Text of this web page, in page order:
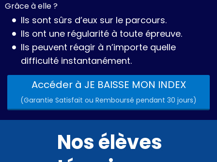
Grâce à elle ?
Ils sont sûrs d’eux sur le parcours.
Ils ont une régularité à toute épreuve.
Ils peuvent réagir à n’importe quelle
difficulté instantanément.
Accéder à JE BAISSE MON INDEX
(Garantie Satisfait ou Remboursé pendant 30 jours)
Nos élèves